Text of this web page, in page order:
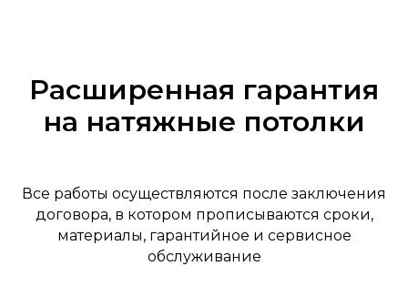
Расширенная гарантия
на натяжные потолки
Все работы осуществляются после заключения
договора, в котором прописываются сроки,
материалы, гарантийное и сервисное
обслуживание